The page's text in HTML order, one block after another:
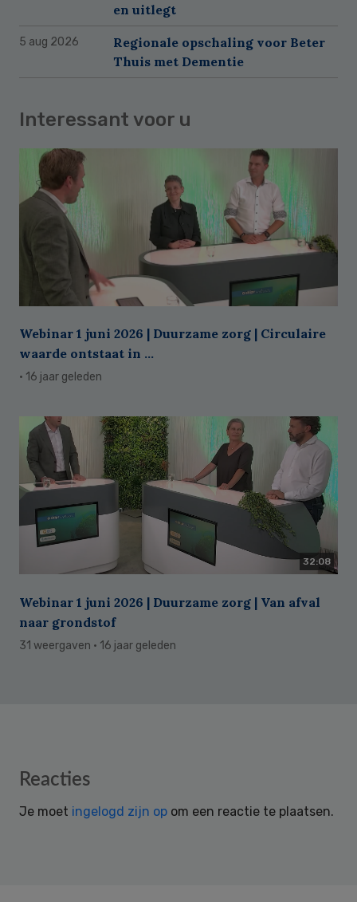
en uitlegt
5 aug 2026
Regionale opschaling voor Beter
Thuis met Dementie
Interessant voor u
Webinar 1 juni 2026 | Duurzame zorg | Circulaire
waarde ontstaat in ...
· 16 jaar geleden
32:08
Webinar 1 juni 2026 | Duurzame zorg | Van afval
naar grondstof
31 weergaven · 16 jaar geleden
Reader
Reacties
Je moet ingelogd zijn op om een reactie te plaatsen.